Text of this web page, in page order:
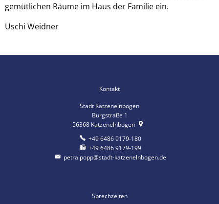
gemütlichen Räume im Haus der Familie ein.
Uschi Weidner
Kontakt
Stadt Katzenelnbogen
Burgstraße 1
56368 Katzenelnbogen
+49 6486 9179-180
+49 6486 9179-199
petra.popp@stadt-katzenelnbogen.de
Sprechzeiten